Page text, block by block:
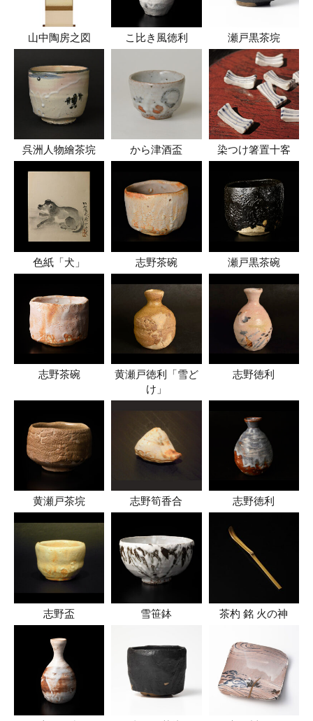
山中陶房之図 こ比き風徳利 瀬戸黒茶垸
呉洲人物繪茶垸 から津酒盃 染つけ箸置十客
色紙「犬」 志野茶碗 瀬戸黒茶碗
志野茶碗
黄瀬戸徳利「雪ど
け」
志野徳利
黄瀬戸茶垸 志野筍香合 志野徳利
志野盃 雪笹鉢 茶杓 銘 火の神